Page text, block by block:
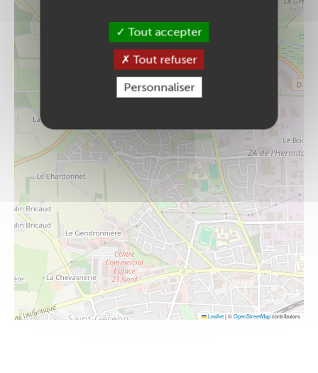
Leaflet|©OpenStreetMapcontributors
Tout accepter
Tout refuser
Personnaliser